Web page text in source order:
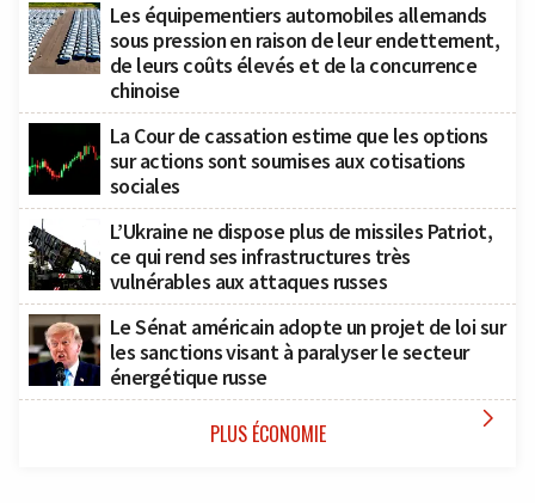
Les équipementiers automobiles allemands
sous pression en raison de leur endettement,
de leurs coûts élevés et de la concurrence
chinoise
La Cour de cassation estime que les options
sur actions sont soumises aux cotisations
sociales
L’Ukraine ne dispose plus de missiles Patriot,
ce qui rend ses infrastructures très
vulnérables aux attaques russes
Le Sénat américain adopte un projet de loi sur
les sanctions visant à paralyser le secteur
énergétique russe
PLUS ÉCONOMIE 